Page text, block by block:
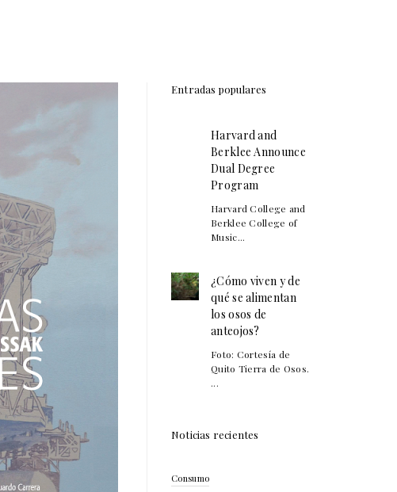
Entradas populares
Harvard and
Berklee Announce
Dual Degree
Program
Harvard College and
Berklee College of
Music...
¿Cómo viven y de
qué se alimentan
los osos de
anteojos?
Foto: Cortesía de
Quito Tierra de Osos.
...
Noticias recientes
Consumo